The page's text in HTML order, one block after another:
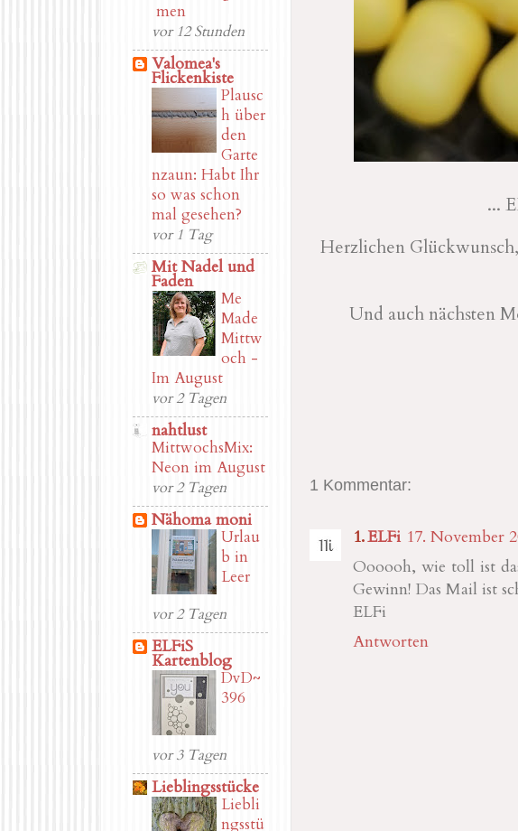
...
Herzlichen
Und auch nächsten
1 Kommentar:
ELFi 17. November
Oooooh, wie toll ist
Gewinn! Das Mail ist
ELFi
Antworten
men
vor 12 Stunden
Valomea's
Flickenkiste
Plausc
h über
den
Garte
nzaun: Habt Ihr
so was schon
mal gesehen?
vor 1 Tag
Mit Nadel und
Faden
Me
Made
Mittw
och -
Im August
vor 2 Tagen
nahtlust
MittwochsMix:
Neon im August
vor 2 Tagen
Nähoma moni
Urlau
b in
Leer
vor 2 Tagen
ELFiS
Kartenblog
DvD~
396
vor 3 Tagen
Lieblingsstücke
Liebli
ngsstü